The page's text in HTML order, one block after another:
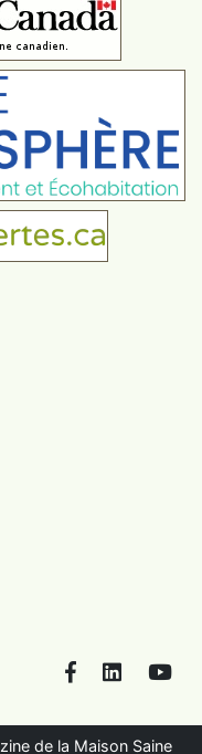
FacebookLinkedIn
de la Maison Saine